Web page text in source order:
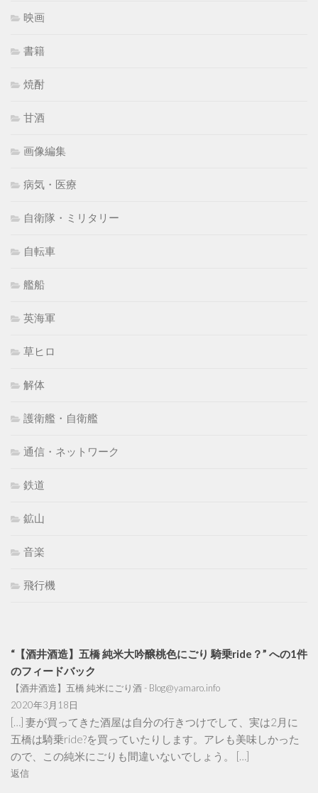
映画
書籍
焼酎
甘酒
画像編集
病気・医療
自衛隊・ミリタリー
自転車
艦船
英海軍
草ヒロ
解体
護衛艦・自衛艦
通信・ネットワーク
鉄道
鉱山
音楽
飛行機
“【酒井酒造】五橋 純米大吟醸桃色にごり 騎乗ride？” への1件
のフィードバック
【酒井酒造】五橋 純米にごり酒 - Blog@yamaro.info
2020年3月18日
[…] 妻が買ってきた酒屋は自分の行きつけでして、実は2月に
五橋は騎乗ride?を買っていたりします。アレも美味しかった
ので、この純米にごりも間違いないでしょう。 […]
返信